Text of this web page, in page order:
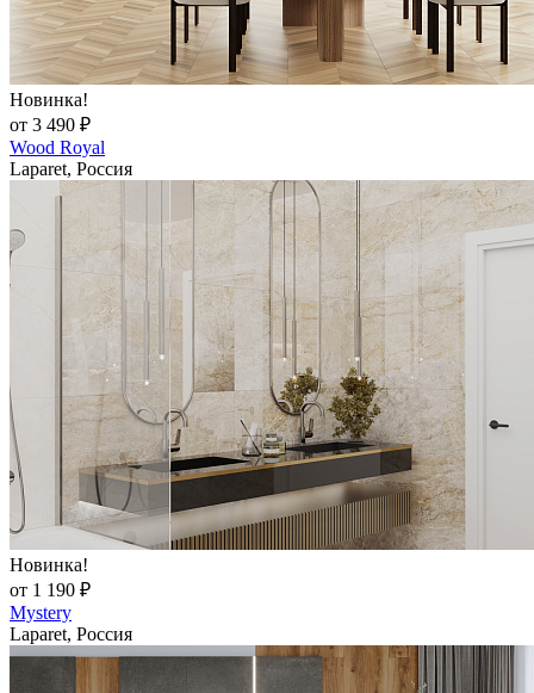
Новинка!
от 3 490 ₽
Wood Royal
Laparet, Россия
Новинка!
от 1 190 ₽
Mystery
Laparet, Россия